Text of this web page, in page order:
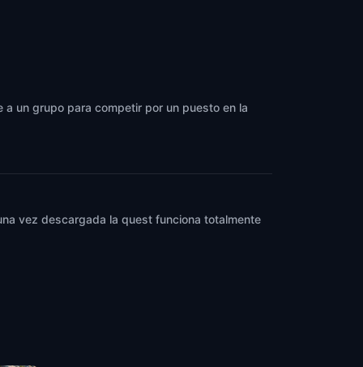
un grupo para competir por un puesto en la
vez descargada la quest funciona totalmente